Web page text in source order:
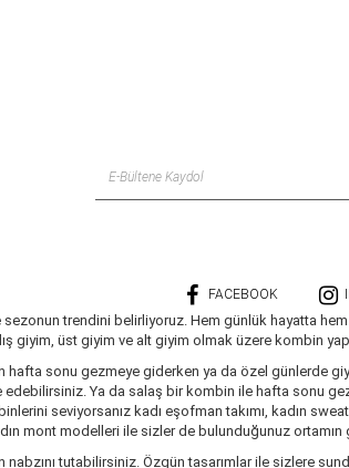
FACEBOOK
trendini belirliyoruz. Hem günlük hayatta
giyim, üst giyim ve alt giyim olmak üzere kombin
hafta sonu gezmeye giderken ya da özel günlerde
Ya da salaş bir kombin ile hafta sonu
seviyorsanız kadı eşofman takımı, kadın
mont modelleri ile sizler de bulunduğunuz
nabzını tutabilirsiniz. Özgün tasarımlar ile sizlere